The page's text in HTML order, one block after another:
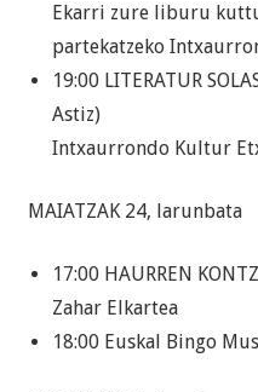
Ekarri zure liburu
partekatzeko
19:00 LITERATUR
Astiz)
Intxaurrondo Kultur
MAIATZAK 24, larunbata
17:00 HAURREN
Zahar Elkartea
18:00 Euskal Bingo